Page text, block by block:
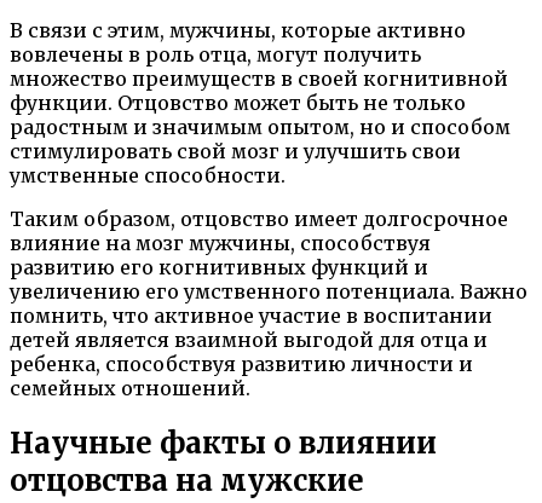
В связи с этим, мужчины, которые активно
вовлечены в роль отца, могут получить
множество преимуществ в своей когнитивной
функции. Отцовство может быть не только
радостным и значимым опытом, но и способом
стимулировать свой мозг и улучшить свои
умственные способности.
Таким образом, отцовство имеет долгосрочное
влияние на мозг мужчины, способствуя
развитию его когнитивных функций и
увеличению его умственного потенциала. Важно
помнить, что активное участие в воспитании
детей является взаимной выгодой для отца и
ребенка, способствуя развитию личности и
семейных отношений.
Научные факты о влиянии
отцовства на мужские